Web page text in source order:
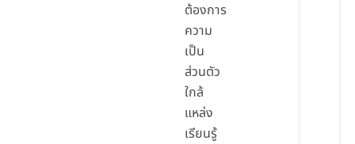
ต้องการ
ความ
เป็น
ส่วนตัว
ใกล้
แหล่ง
เรียนรู้